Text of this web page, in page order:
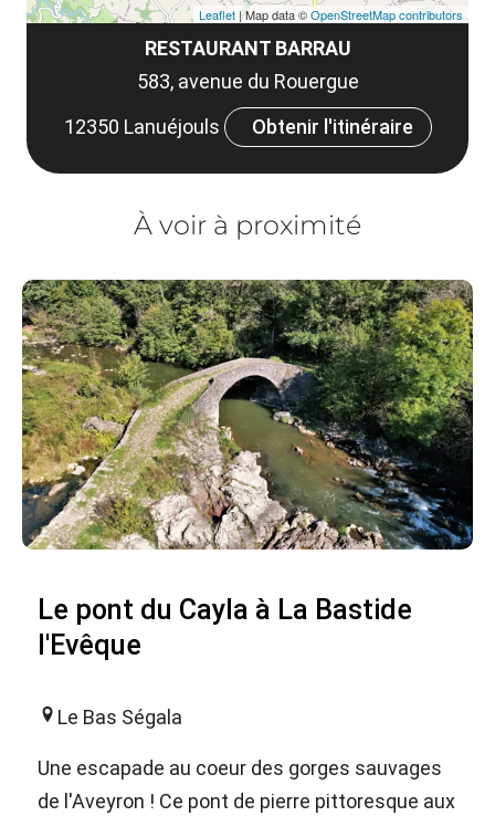
RESTAURANT BARRAU
583, avenue du Rouergue
12350 Lanuéjouls
Obtenir l'itinéraire
Leaflet | Map data ©OpenStreetMap contributors
À voir à proximité
Le pont du Cayla à La Bastide
l'Evêque
Le Bas Ségala
Une escapade au coeur des gorges sauvages
de l'Aveyron ! Ce pont de pierre pittoresque aux